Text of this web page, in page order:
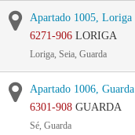
Apartado 1005, Loriga
6271-906 LORIGA
Loriga, Seia, Guarda
Apartado 1006, Guarda
6301-908 GUARDA
Sé, Guarda